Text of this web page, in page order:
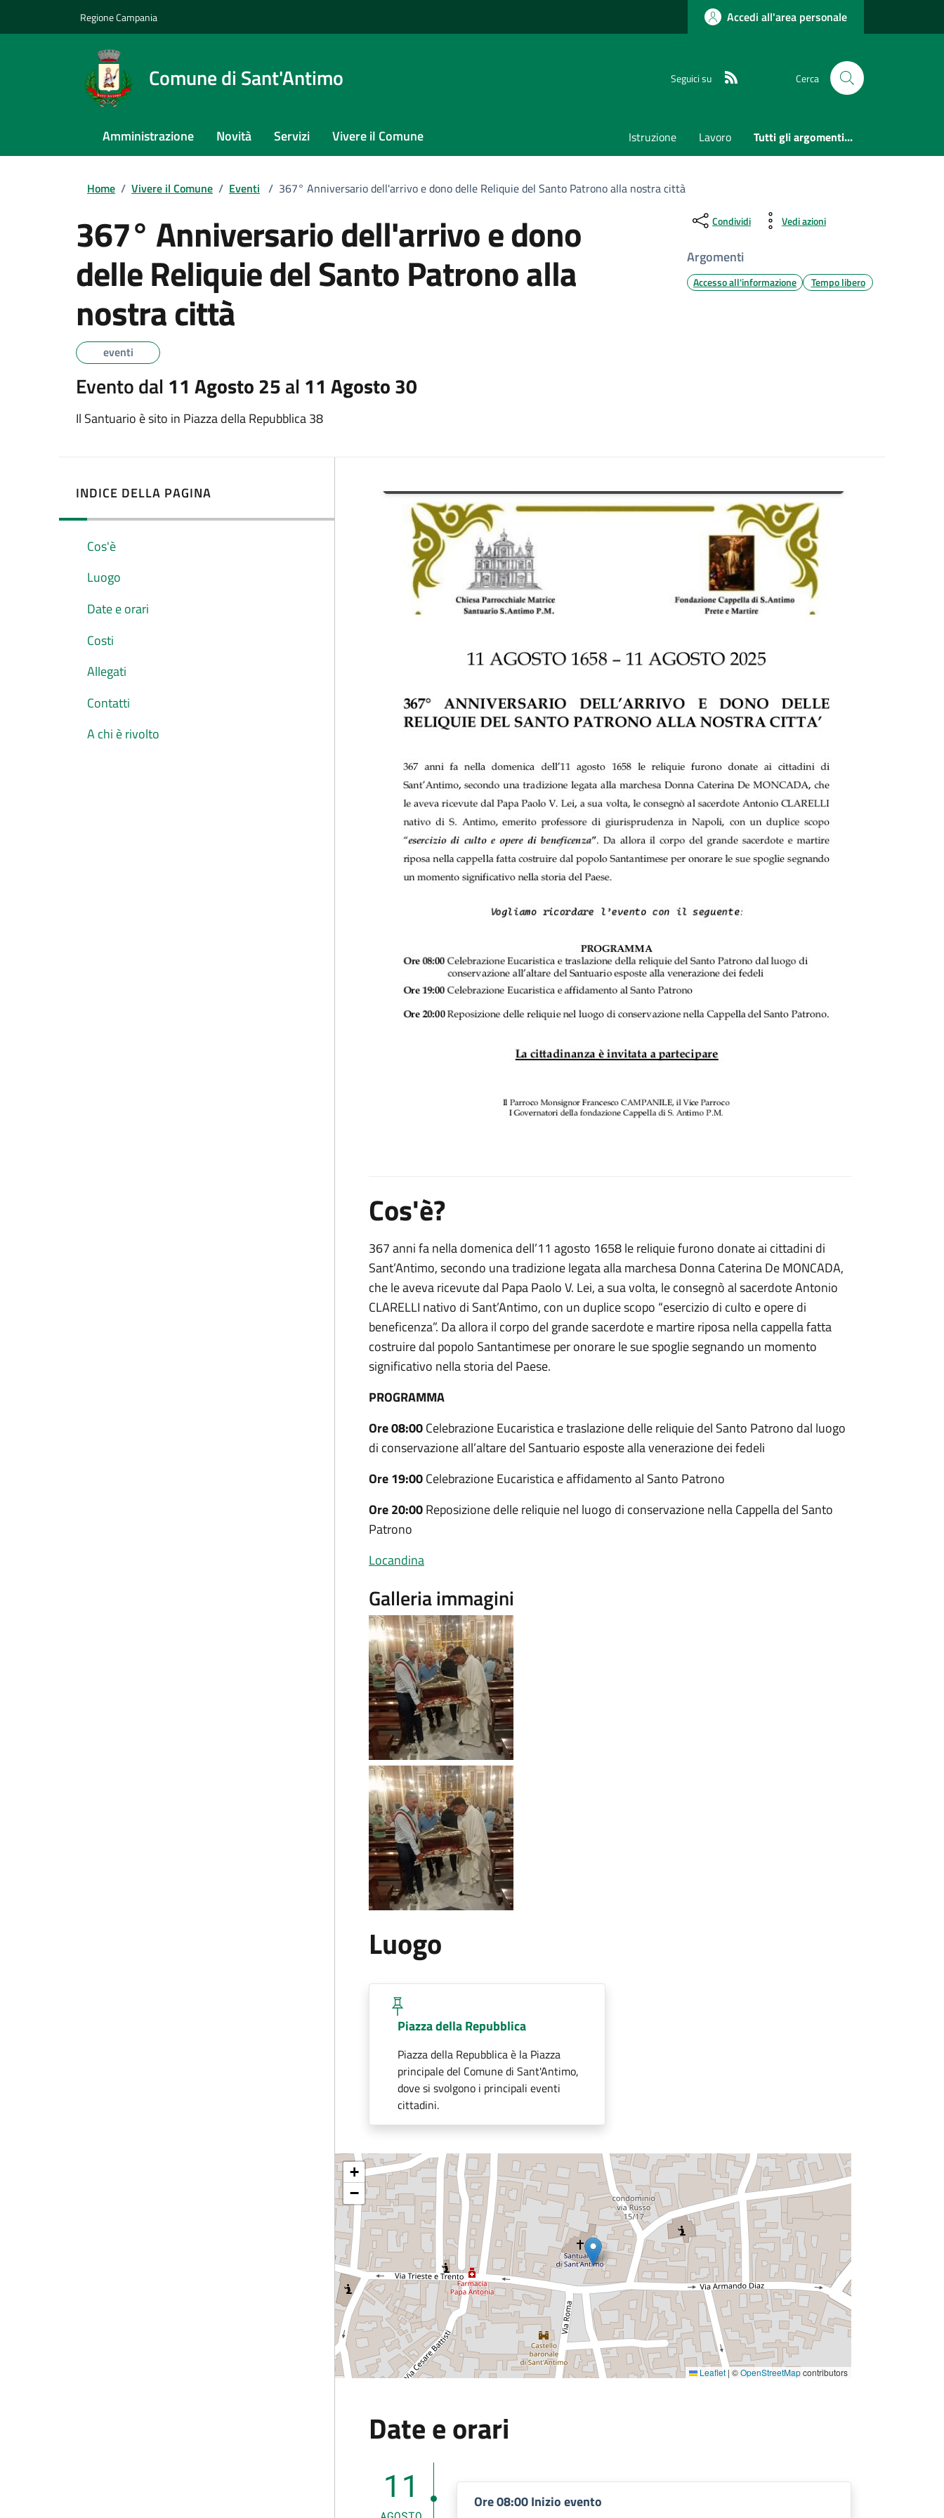
Regione Campania Accedi all'area personale
Comune di Sant'Antimo Seguici su Cerca
Amministrazione Novità Servizi Vivere il Comune Istruzione Lavoro Tutti gli argomenti...
Home / Vivere il Comune / Eventi / 367° Anniversario dell'arrivo e dono delle Reliquie del Santo Patrono alla nostra città
367° Anniversario dell'arrivo e dono
delle Reliquie del Santo Patrono alla
nostra città
eventi
Evento dal 11 Agosto 25al 11 Agosto 30
Il Santuario è sito in Piazza della Repubblica 38
Condividi Vedi azioni
Argomenti
Accesso all'informazione Tempo libero
INDICE DELLA PAGINA
Cos'è
Luogo
Date e orari
Costi
Allegati
Contatti
A chi è rivolto
Cos'è?
367 anni fa nella domenica dell’11 agosto 1658 le reliquie furono donate ai cittadini di
Sant’Antimo, secondo una tradizione legata alla marchesa Donna Caterina De MONCADA,
che le aveva ricevute dal Papa Paolo V. Lei, a sua volta, le consegnò al sacerdote Antonio
CLARELLI nativo di Sant’Antimo, con un duplice scopo “esercizio di culto e opere di
beneficenza”. Da allora il corpo del grande sacerdote e martire riposa nella cappella fatta
costruire dal popolo Santantimese per onorare le sue spoglie segnando un momento
significativo nella storia del Paese.
PROGRAMMA
Ore 08:00Celebrazione Eucaristica e traslazione delle reliquie del Santo Patrono dal luogo
di conservazione all’altare del Santuario esposte alla venerazione dei fedeli
Ore 19:00Celebrazione Eucaristica e affidamento al Santo Patrono
Ore 20:00Reposizione delle reliquie nel luogo di conservazione nella Cappella del Santo
Patrono
Locandina
Galleria immagini
Luogo
Piazza della Repubblica
Piazza della Repubblica è la Piazza
principale del Comune di Sant'Antimo,
dove si svolgono i principali eventi
cittadini.
+
−
Leaflet | ©OpenStreetMapcontributors
Date e orari
11 Ore 08:00 Inizio evento